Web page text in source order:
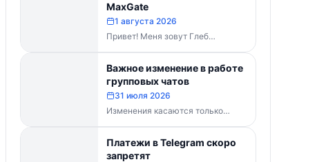
MaxGate
1 августа 2026
Привет! Меня зовут Глеб
Буваненко — кто-то из вас уже
знает меня по чату поддержки....
Важное изменение в работе
групповых чатов
31 июля 2026
Изменения касаются только
групп и чатов. Каналы работают в
прежнем режиме — владельцам
каналов делать...
Платежи в Telegram скоро
запретят